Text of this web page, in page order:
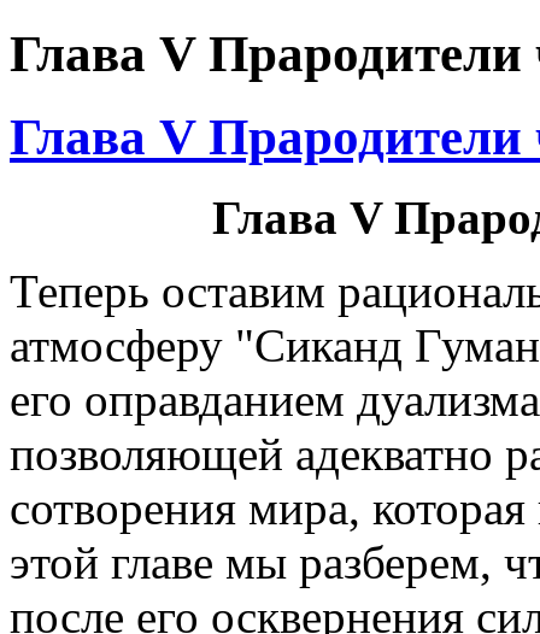
Глава V Прародители
Глава V Прародители
Глава V
Теперь оставим
атмосферу "Сиканд
его оправданием
позволяющей адекватно
сотворения мира,
этой главе мы разберем,
после его осквернения